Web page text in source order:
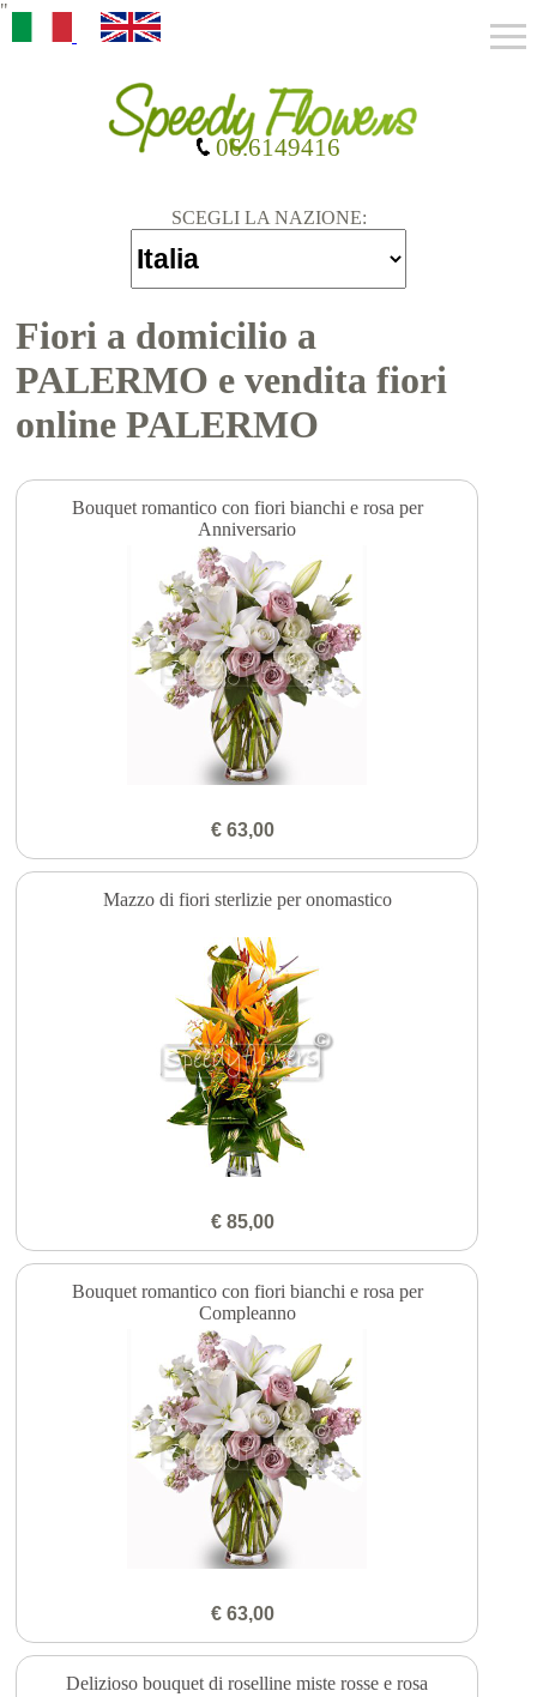
"
SCEGLI LA NAZIONE:
06.6149416
Fiori a domicilio a
PALERMO e vendita fiori
online PALERMO
Bouquet romantico con fiori bianchi e rosa per
Anniversario
€ 63,00
Mazzo di fiori sterlizie per onomastico
€ 85,00
Bouquet romantico con fiori bianchi e rosa per
Compleanno
€ 63,00
Delizioso bouquet di roselline miste rosse e rosa